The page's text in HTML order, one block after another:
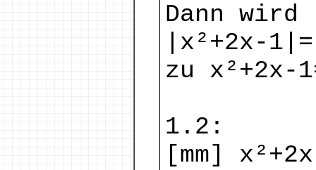
Dann wird
|x²+2x-
zu x²+2x-
1.2:
[mm]